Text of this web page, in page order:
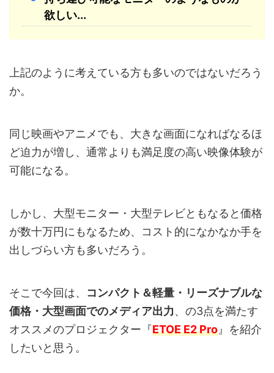
欲しい...
上記のように考えている方も多いのではないだろう
か。
同じ映画やアニメでも、大きな画面になればなるほ
ど迫力が増し、通常よりも満足度の高い映像体験が
可能になる。
しかし、大型モニター・大型テレビともなると価格
が数十万円にもなるため、コスト的になかなか手を
出しづらい方も多いだろう。
そこで今回は、 コンパクト＆軽量・リーズナブルな
価格・大型画面でのメディア出力、の3点を満たす
オススメのプロジェクター『ETOE E2 Pro』を紹介
したいと思う。